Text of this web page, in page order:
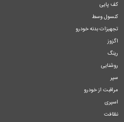
کف پایی
کنسول وسط
تجهیزات بدنه خودرو
اگزوز
رینگ
روشنایی
سپر
مراقبت از خودرو
اسپری
نظافت